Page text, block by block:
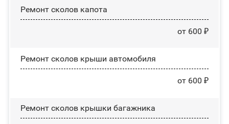
Ремонт сколов капота
от 600 ₽
Ремонт сколов крыши автомобиля
от 600 ₽
Ремонт сколов крышки багажника